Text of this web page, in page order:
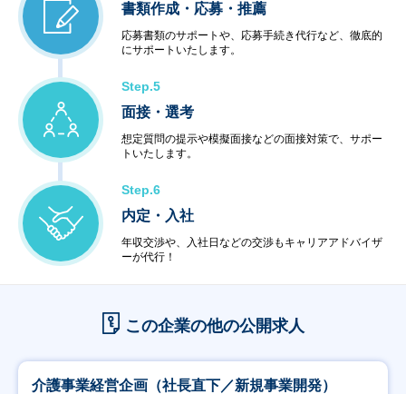
書類作成・応募・推薦
応募書類のサポートや、応募手続き代行など、徹底的
にサポートいたします。
Step.5
面接・選考
想定質問の提示や模擬面接などの面接対策で、サポー
トいたします。
Step.6
内定・入社
年収交渉や、入社日などの交渉もキャリアアドバイザ
ーが代行！
この企業の他の公開求人
介護事業経営企画（社長直下／新規事業開発）